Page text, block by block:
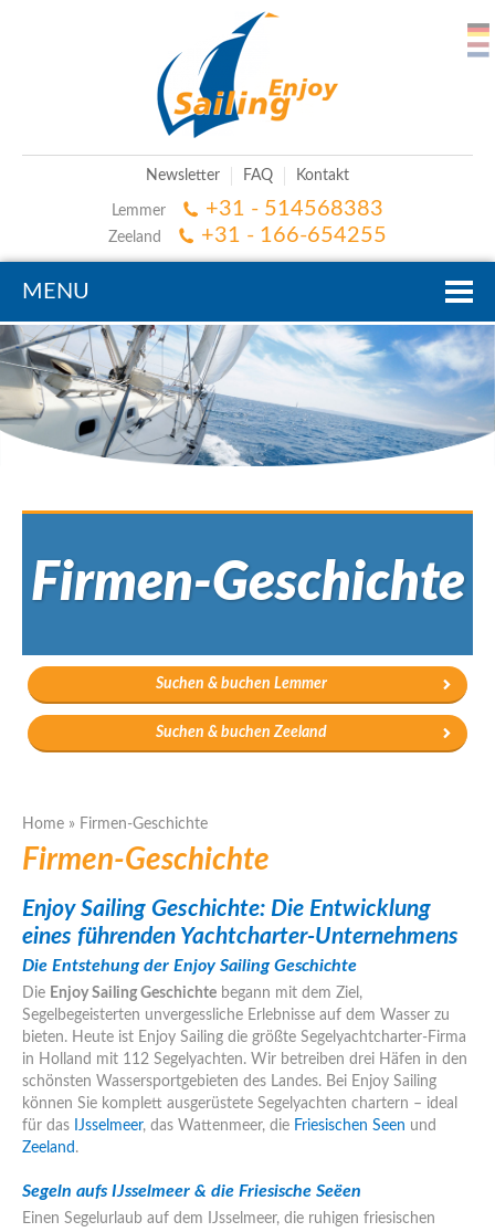
Newsletter FAQ Kontakt
Lemmer +31 - 514568383
Zeeland +31 - 166-654255
MENU
Firmen-Geschichte
Suchen & buchen Lemmer
Suchen & buchen Zeeland
Home » Firmen-Geschichte
Firmen-Geschichte
Enjoy Sailing Geschichte: Die Entwicklung
eines führenden Yachtcharter-Unternehmens
Die Entstehung der Enjoy Sailing Geschichte
Die Enjoy Sailing Geschichte begann mit dem Ziel,
Segelbegeisterten unvergessliche Erlebnisse auf dem Wasser zu
bieten. Heute ist Enjoy Sailing die größte Segelyachtcharter-Firma
in Holland mit 112 Segelyachten. Wir betreiben drei Häfen in den
schönsten Wassersportgebieten des Landes. Bei Enjoy Sailing
können Sie komplett ausgerüstete Segelyachten chartern – ideal
für das IJsselmeer, das Wattenmeer, die Friesischen Seen und
Zeeland .
Segeln aufs IJsselmeer & die Friesische Seëen
Einen Segelurlaub auf dem IJsselmeer, die ruhigen friesischen